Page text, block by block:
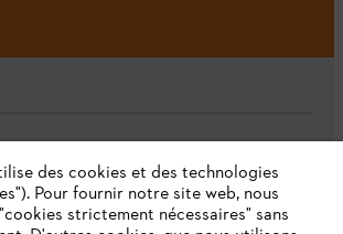
des cookies et des technologies
Pour fournir notre site web, nous
strictement nécessaires" sans